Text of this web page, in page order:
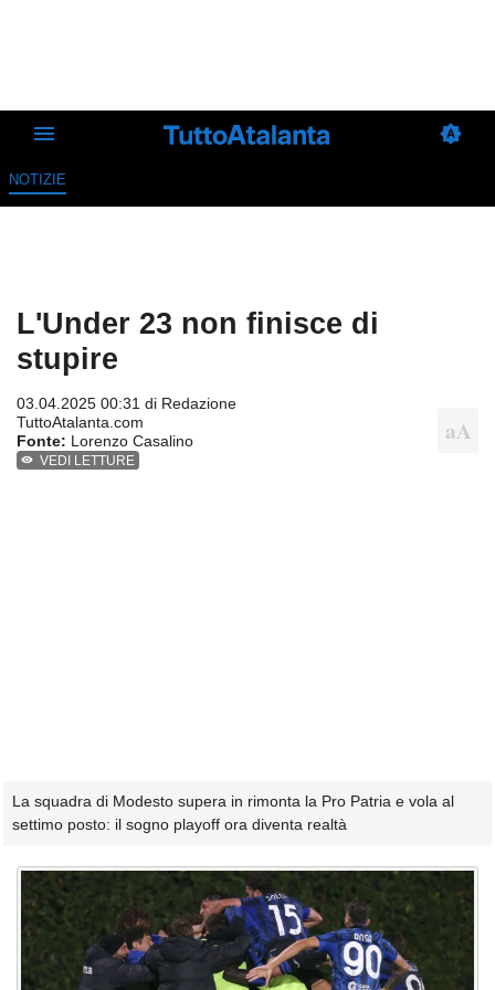
NOTIZIE
L'Under 23 non finisce di
stupire
03.04.2025 00:31 di Redazione
TuttoAtalanta.com
Fonte: Lorenzo Casalino
VEDI LETTURE
La squadra di Modesto supera in rimonta la Pro Patria e vola al
settimo posto: il sogno playoff ora diventa realtà